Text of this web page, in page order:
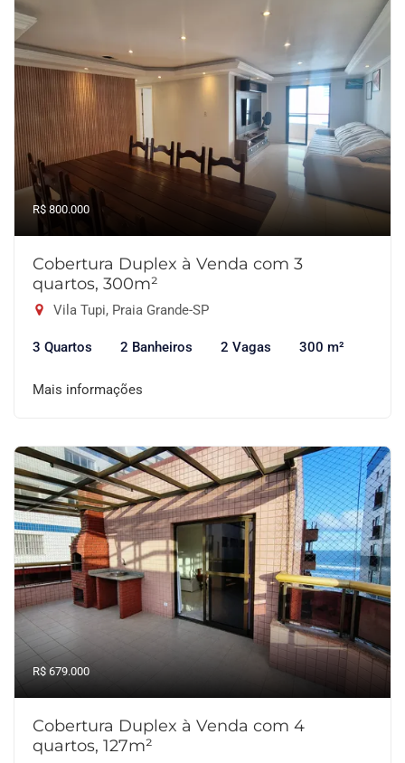
R$ 800.000
Cobertura Duplex à Venda com 3
quartos, 300m²
Vila Tupi, Praia Grande-SP
3 Quartos 2 Banheiros 2 Vagas 300 m²
Mais informações
R$ 679.000
Cobertura Duplex à Venda com 4
quartos, 127m²